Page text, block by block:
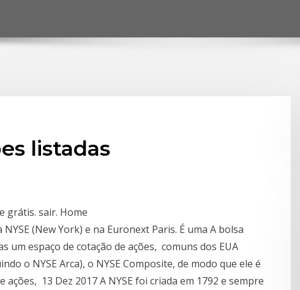
listadas
grátis. sair. Home
(New York) e na Euronext Paris. É uma A bolsa
um espaço de cotação de ações, comuns dos EUA
o NYSE Arca), o NYSE Composite, de modo que ele é
13 Dez 2017 A NYSE foi criada em 1792 e sempre